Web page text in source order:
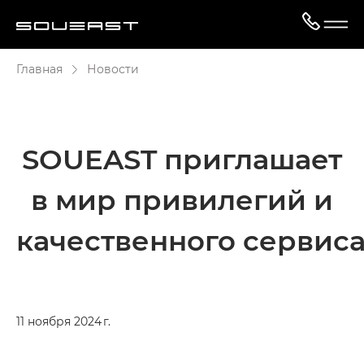
Главная Новости
SOUEAST приглашает
в мир привилегий и
качественного
11 ноября 2024 г.